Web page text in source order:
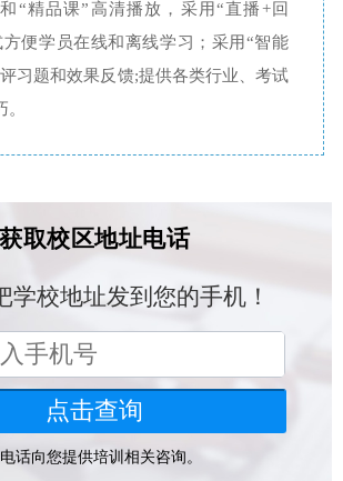
“精品课”高清播放，采用“直播+回
方便学员在线和离线学习；采用“智能
习题和效果反馈;提供各类行业、考试